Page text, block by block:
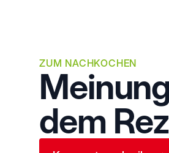
ZUM NACHKOCHEN
dem